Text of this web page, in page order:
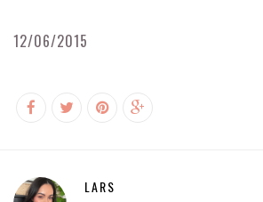
12/06/2015
LARS